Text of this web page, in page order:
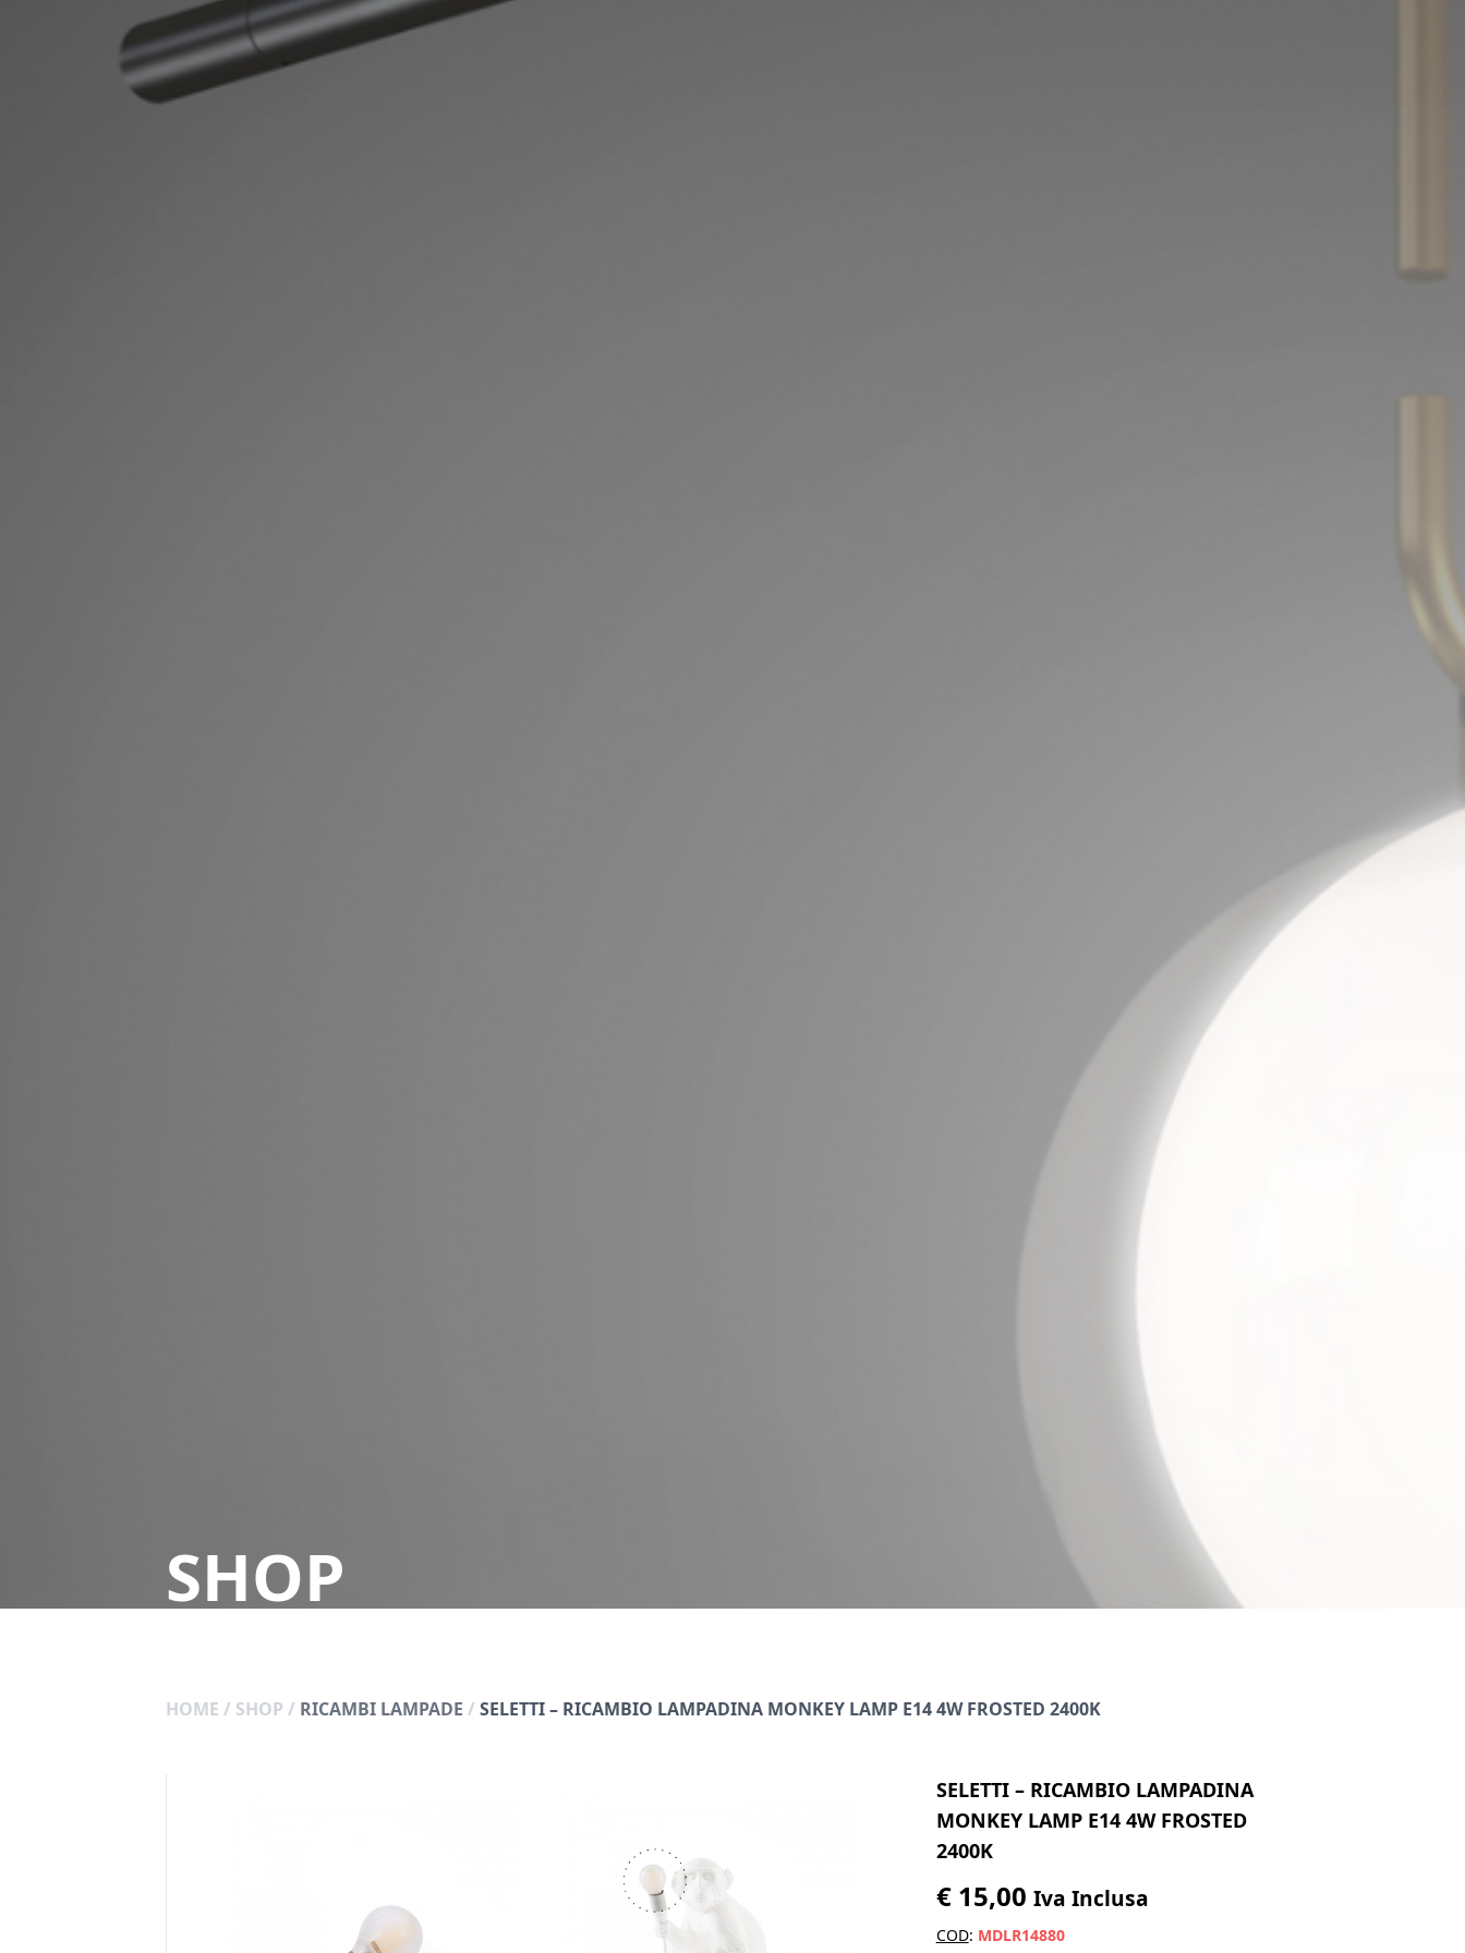
SHOP
HOME / SHOP / RICAMBI LAMPADE / SELETTI – RICAMBIO LAMPADINA MONKEY LAMP E14 4W FROSTED 2400K
SELETTI – RICAMBIO LAMPADINA
MONKEY LAMP E14 4W FROSTED
2400K
€15,00 Iva Inclusa
COD: MDLR14880